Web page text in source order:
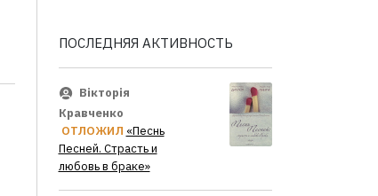
ПОСЛЕДНЯЯ АКТИВНОСТЬ
Вікторія
Кравченко
ОТЛОЖИЛ «Песнь
Песней. Страсть и
любовь в браке»